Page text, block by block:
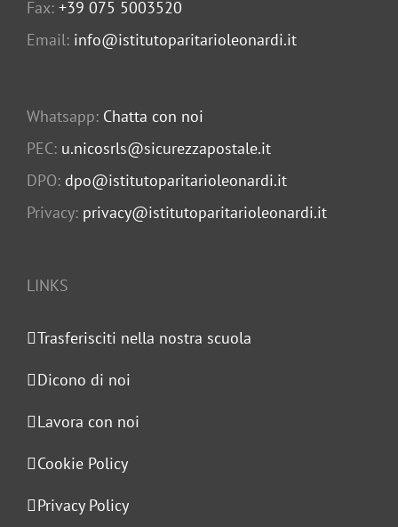
Fax: +39 075 5003520
Email: info@istitutoparitarioleonardi.it
Whatsapp: Chatta con noi
PEC: u.nicosrls@sicurezzapostale.it
DPO: dpo@istitutoparitarioleonardi.it
Privacy: privacy@istitutoparitarioleonardi.it
LINKS
Trasferisciti nella nostra scuola
Dicono di noi
Lavora con noi
Cookie Policy
Privacy Policy